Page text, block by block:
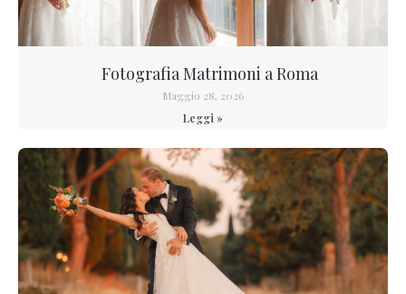
Fotografia Matrimoni a Roma
Maggio 28, 2026
Leggi »